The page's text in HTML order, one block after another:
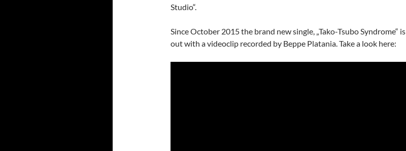
Studio“.
Since October 2015 the brand new single, „Tako-Tsubo Syndrome“ is
out with a videoclip recorded by Beppe Platania. Take a look here: